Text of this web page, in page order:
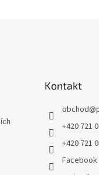
Kontakt
obchod@
+420 721
+420 721
Facebook